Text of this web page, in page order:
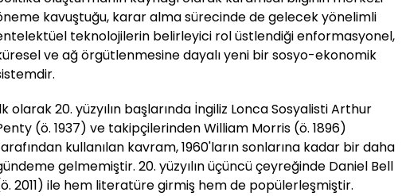
kavuştuğu, karar alma sürecinde de gelecek yönelimli
teknolojilerin belirleyici rol üstlendiği enformasyonel,
ve ağ örgütlenmesine dayalı yeni bir sosyo-ekonomik
olarak 20. yüzyılın başlarında İngiliz Lonca Sosyalisti Arthur
(ö. 1937) ve takipçilerinden William Morris (ö. 1896)
kullanılan kavram, 1960'ların sonlarına kadar bir daha
gelmemiştir. 20. yüzyılın üçüncü çeyreğinde Daniel Bell
2011) ile hem literatüre girmiş hem de popülerleşmiştir.